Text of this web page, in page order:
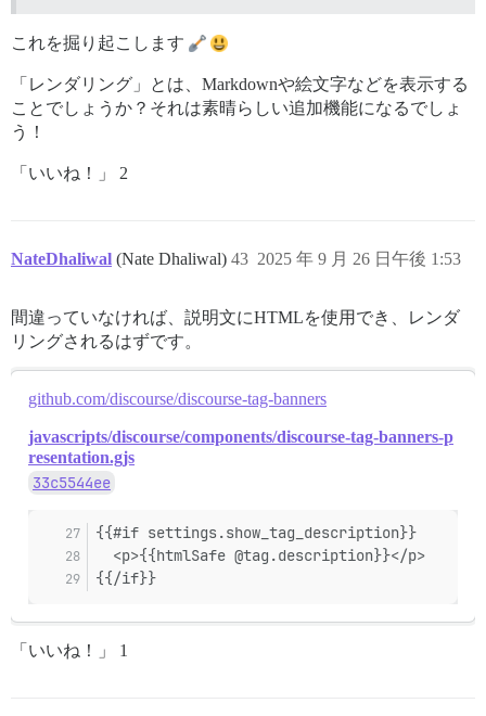
これを掘り起こします
「レンダリング」とは、Markdownや絵文字などを表示する
ことでしょうか？それは素晴らしい追加機能になるでしょ
う！
「いいね！」 2
NateDhaliwal (Nate Dhaliwal) 2025 年 9 月 26 日午後 1:53
43
間違っていなければ、説明文にHTMLを使用でき、レンダ
リングされるはずです。
github.com/discourse/discourse-tag-banners
javascripts/discourse/components/discourse-tag-banners-p
resentation.gjs
33c5544ee
{{#if settings.show_tag_description}}
  <p>{{htmlSafe @tag.description}}</p>
{{/if}}
「いいね！」 1